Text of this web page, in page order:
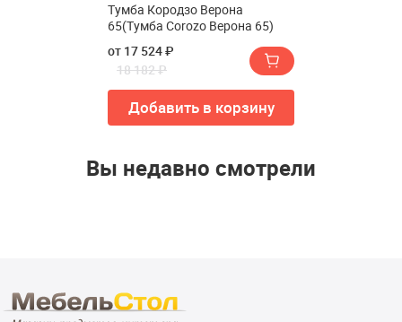
Тумба Кородзо Верона
65(Тумба Corozo Верона 65)
от 17 524 ₽
18 182 ₽
Добавить в корзину
Вы недавно смотрели